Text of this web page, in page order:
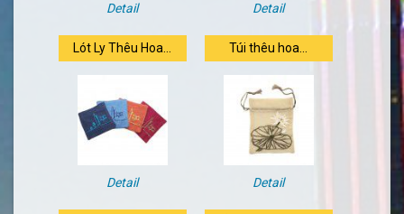
Detail Detail
Lót Ly Thêu Hoa...
Detail
Túi thêu hoa...
Detail